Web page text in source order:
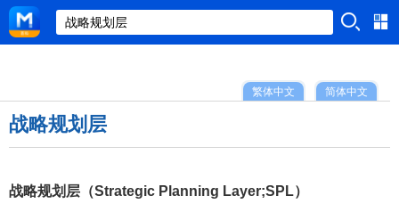
简体中文
繁体中文
战略规划层
战略规划层（Strategic Planning Layer;SPL）